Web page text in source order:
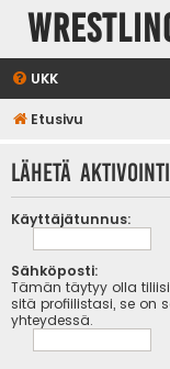
UKK
Etusivu
Lähetä
Käyttäjätunnus:
Sähköposti:
Tämän täytyy olla
sitä profiilistasi, se on
yhteydessä.